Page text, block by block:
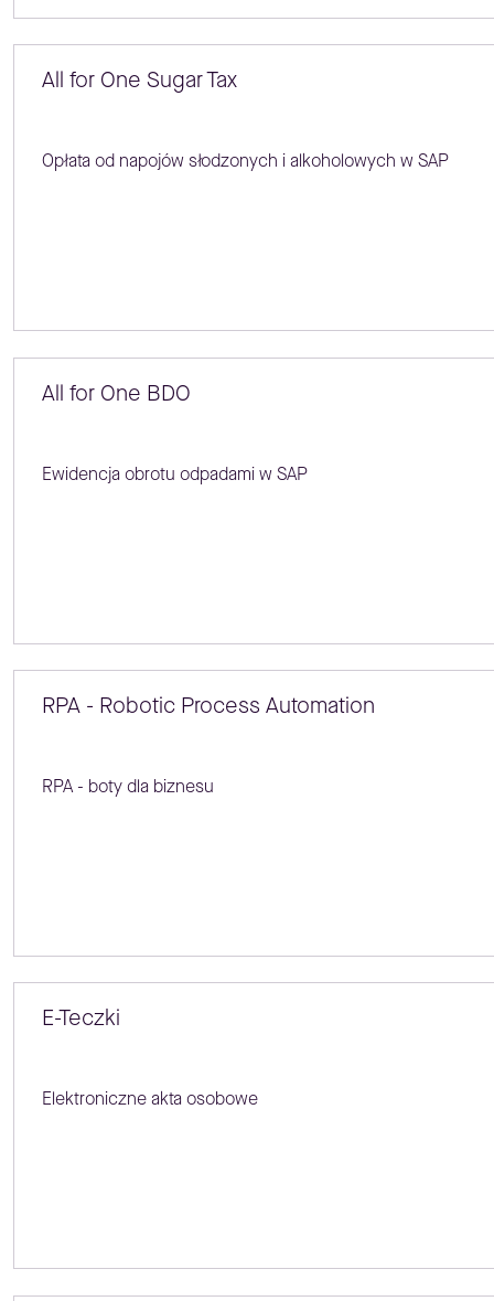
All for One Sugar Tax
Opłata od napojów słodzonych i alkoholowych w SAP
All for One BDO
Ewidencja obrotu odpadami w SAP
RPA - Robotic Process Automation
RPA - boty dla biznesu
E-Teczki
Elektroniczne akta osobowe